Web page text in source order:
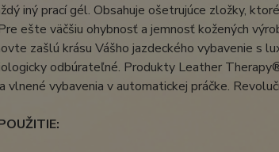
iný prací gél. Obsahuje ošetrujúce zložky,
ešte väčšiu ohybnosť a jemnosť kožených
zašlú krásu Vášho jazdeckého vybavenie
odbúrateľné. Produkty Leather
vlnené vybavenia v automatickej práčke.